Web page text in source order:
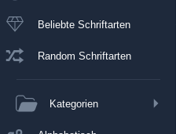
Beliebte Schriftarten
Random Schriftarten
Kategorien